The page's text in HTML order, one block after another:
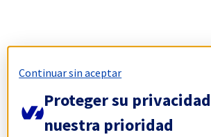
Continuar sin aceptar
Proteger su
nuestra prioridad